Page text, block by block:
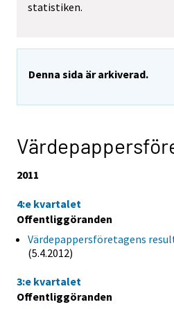
statistiken.
Denna sida är arkiverad.
2011
4:e kvartalet
Offentliggöranden
Värdepappersföretagens
(5.4.2012)
3:e kvartalet
Offentliggöranden